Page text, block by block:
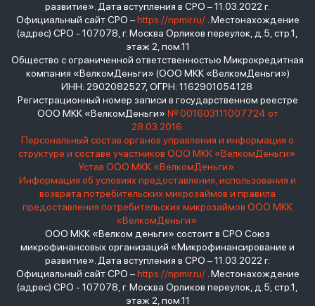
развитие». Дата вступления в СРО – 11.03.2022 г.
Официальный сайт СРО –https://npmir.ru/. Местонахождение
(адрес) СРО - 107078, г. Москва Орликов переулок, д.5, стр.1,
этаж 2, пом.11
Общество с ограниченной ответственностью Микрокредитная
компания «ВелкомДеньги» (ООО МКК «ВелкомДеньги»)
ИНН: 2902082527, ОГРН: 1162901054128
Регистрационный номер записи в государственном реестре
ООО МКК «ВелкомДеньги» № 001603111007724 от
28.03.2016
Персональный состав органов управления и информация о
структуре и составе участников ООО МКК «ВелкомДеньги»
Устав ООО МКК «ВелкомДеньги»
Информация об условиях предоставления, использования и
возврата потребительских микрозаймов и правила
предоставления потребительских микрозаймов ООО МКК
«ВелкомДеньги»
ООО МКК «Велком деньги» состоит в СРО Союз
микрофинансовых организаций «Микрофинансирование и
развитие». Дата вступления в СРО – 11.03.2022 г.
Официальный сайт СРО –https://npmir.ru/. Местонахождение
(адрес) СРО - 107078, г. Москва Орликов переулок, д.5, стр.1,
этаж 2, пом.11